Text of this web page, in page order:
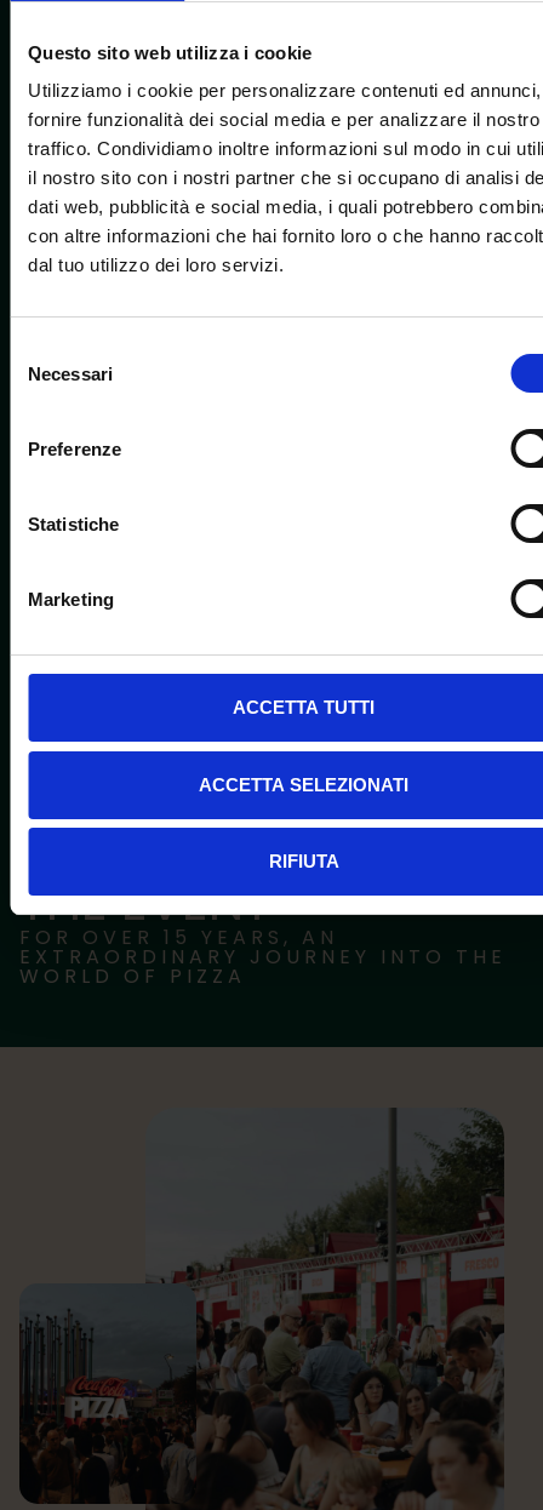
Questo sito web utilizza i cookie
Utilizziamo i cookie per personalizzare contenuti ed
fornire funzionalità dei social media e per analizzare il nostro
traffico. Condividiamo inoltre informazioni sul modo in cui
il nostro sito con i nostri partner che si occupano di analisi
dati web, pubblicità e social media, i quali potrebbero
con altre informazioni che hai fornito loro o che hanno
dal tuo utilizzo dei loro servizi.
delNecessari
Preferenze
Statistiche
Marketing
ACCETTA TUTTI
ACCETTA SELEZIONATI
RIFIUTA
THE EVENT
FOR OVER 15 YEARS, AN
EXTRAORDINARY JOURNEY INTO THE
WORLD OF PIZZA